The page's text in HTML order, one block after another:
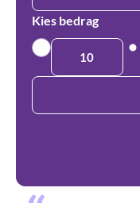
Kies bedrag
10